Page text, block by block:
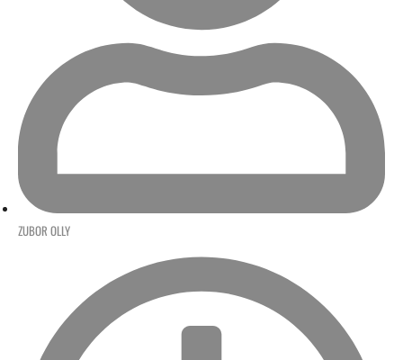
ZUBOR OLLY